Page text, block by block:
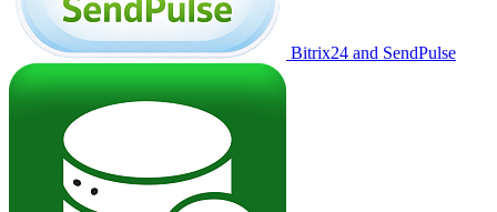
Bitrix24 and SendPulse